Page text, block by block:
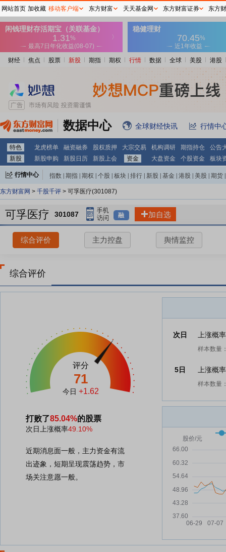
财经 焦点 股票 新股 期指 期权 行情 数据 全球 美股 港股
数据中心 全球财经快讯 行情中
特色 龙虎榜单 融资融券 股权质押 大宗交易 机构调研 期指持仓
公告
新股
新股申购 新股日历 新股上会 资金 大盘资金 个股资金 板块
行情中心 指数 期指 期权 个股 板块 排行 新股 基金 港股 美股 期货
东方财富网 > 千股千评 > 可孚医疗(301087)
可孚医疗 301087 融 加自选
综合评价 主力控盘 舆情监控
综合评价
评分
71
今日 +1.62
打败了85.04%的股票
次日上涨概率49.10%
近期消息面一般，主力资金有流
出迹象，短期呈现震荡趋势，市
场关注意愿一般。
次日 上涨概
样本数量
5日 上涨概
样本数量
网站首页 加收藏 移动客户端 东方财富 天天基金网 东方财富证券 东方